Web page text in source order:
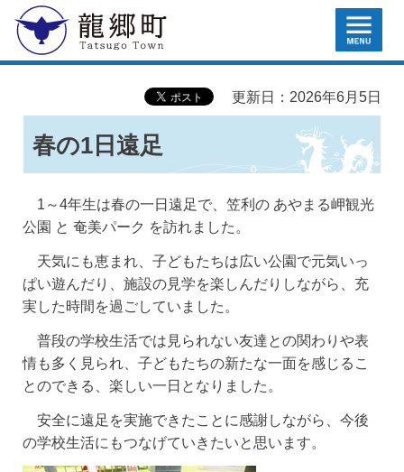
龍郷町 MENU
更新日：2026年6月5日
春の1日遠足
1～4年生は春の一日遠足で、笠利の あやまる岬観光
公園 と 奄美パーク を訪れました。
天気にも恵まれ、子どもたちは広い公園で元気いっ
ぱい遊んだり、施設の見学を楽しんだりしながら、充
実した時間を過ごしていました。
普段の学校生活では見られない友達との関わりや表
情も多く見られ、子どもたちの新たな一面を感じるこ
とのできる、楽しい一日となりました。
安全に遠足を実施できたことに感謝しながら、今後
の学校生活にもつなげていきたいと思います。